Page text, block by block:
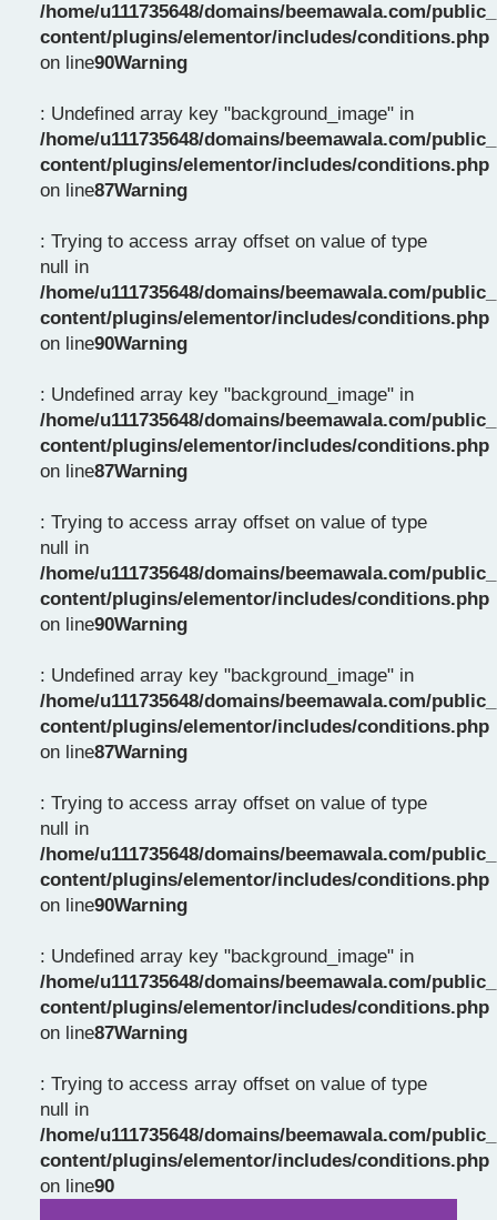
/home/u111735648/domains/beemawala.com/
content/plugins/elementor/includes/conditions.php
on line90Warning
: Undefined array key "background_image" in
/home/u111735648/domains/beemawala.com/
content/plugins/elementor/includes/conditions.php
on line87Warning
: Trying to access array offset on value of type
null in
/home/u111735648/domains/beemawala.com/
content/plugins/elementor/includes/conditions.php
on line90Warning
: Undefined array key "background_image" in
/home/u111735648/domains/beemawala.com/
content/plugins/elementor/includes/conditions.php
on line87Warning
: Trying to access array offset on value of type
null in
/home/u111735648/domains/beemawala.com/
content/plugins/elementor/includes/conditions.php
on line90Warning
: Undefined array key "background_image" in
/home/u111735648/domains/beemawala.com/
content/plugins/elementor/includes/conditions.php
on line87Warning
: Trying to access array offset on value of type
null in
/home/u111735648/domains/beemawala.com/
content/plugins/elementor/includes/conditions.php
on line90Warning
: Undefined array key "background_image" in
/home/u111735648/domains/beemawala.com/
content/plugins/elementor/includes/conditions.php
on line87Warning
: Trying to access array offset on value of type
null in
/home/u111735648/domains/beemawala.com/
content/plugins/elementor/includes/conditions.php
on line90
Slide 1 Heading